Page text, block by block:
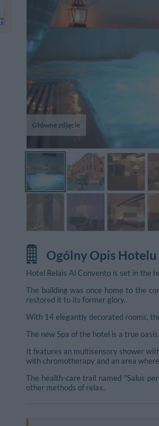
Główne zdjęcie
from the hustle and
Ogólny Opis Hotelu
Hotel Relais Al Convento is set in the
The building was once home to the
restored it to its former glory.
With 14 elegantly decorated rooms,
The new Spa of the hotel is a true
It features an multisensory shower
with chromotherapy and an area
The health-care trail named "Salus
other methods of relax.